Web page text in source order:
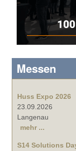
Messen
Huss Expo 2026
23.09.2026
Langenau
mehr ...
S14 Solutions